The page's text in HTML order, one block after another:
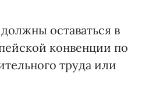
оставаться в
конвенции по
труда или